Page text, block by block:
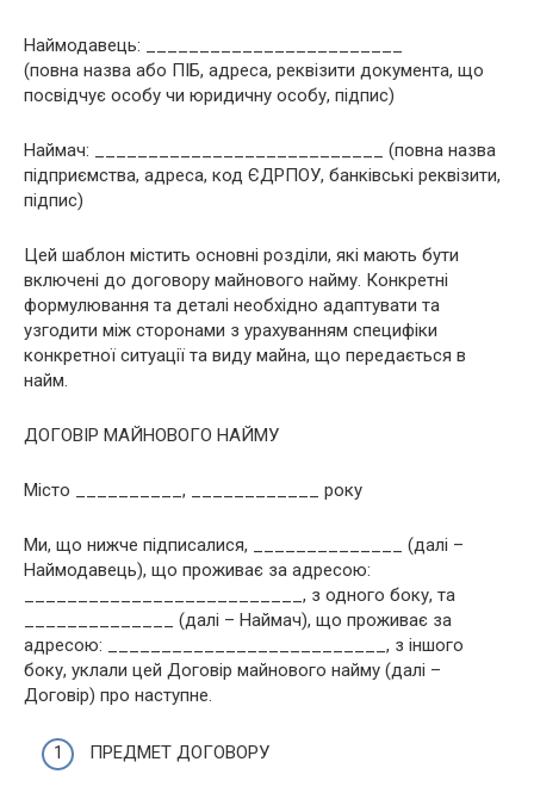
Наймодавець: ________________________
(повна назва або ПІБ, адреса, реквізити документа, що
посвідчує особу чи юридичну особу, підпис)
Наймач: ___________________________ (повна назва
підприємства, адреса, код ЄДРПОУ, банківські реквізити,
підпис)
Цей шаблон містить основні розділи, які мають бути
включені до договору майнового найму. Конкретні
формулювання та деталі необхідно адаптувати та
узгодити між сторонами з урахуванням специфіки
конкретної ситуації та виду майна, що передається в
найм.
ДОГОВІР МАЙНОВОГО НАЙМУ
Місто __________, ____________ року
Ми, що нижче підписалися, ______________ (далі –
Наймодавець), що проживає за адресою:
__________________________, з одного боку, та
______________ (далі – Наймач), що проживає за
адресою: __________________________, з іншого
боку, уклали цей Договір майнового найму (далі –
Договір) про наступне.
ПРЕДМЕТ ДОГОВОРУ